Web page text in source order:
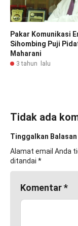
Pakar Komunikasi
Sihombing Puji
Maharani
3 tahun lalu
Tidak ada
Tinggalkan Balasan
Alamat email Anda
ditandai *
Komentar*